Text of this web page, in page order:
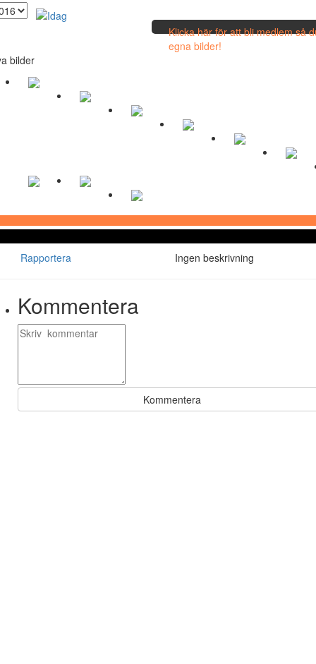
Klicka här för att bli medlem så
egna bilder!
bilder
Rapportera Ingen beskrivning
Kommentera
Kommentera